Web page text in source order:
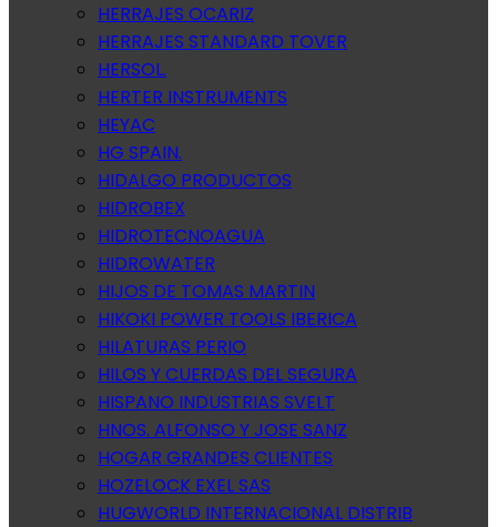
HERRAJES OCARIZ
HERRAJES STANDARD TOVER
HERSOL.
HERTER INSTRUMENTS
HEYAC
HG SPAIN.
HIDALGO PRODUCTOS
HIDROBEX
HIDROTECNOAGUA
HIDROWATER
HIJOS DE TOMAS MARTIN
HIKOKI POWER TOOLS IBERICA
HILATURAS PERIO
HILOS Y CUERDAS DEL SEGURA
HISPANO INDUSTRIAS SVELT
HNOS. ALFONSO Y JOSE SANZ
HOGAR GRANDES CLIENTES
HOZELOCK EXEL SAS
HUGWORLD INTERNACIONAL DISTRIB